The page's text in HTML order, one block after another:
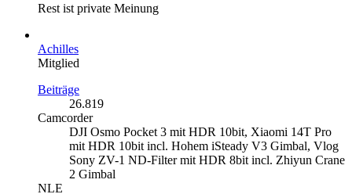
Rest ist private Meinung
Achilles
Mitglied
Beiträge
26.819
Camcorder
DJI Osmo Pocket 3 mit HDR 10bit, Xiaomi 14T Pro
mit HDR 10bit incl. Hohem iSteady V3 Gimbal, Vlog
Sony ZV-1 ND-Filter mit HDR 8bit incl. Zhiyun Crane
2 Gimbal
NLE